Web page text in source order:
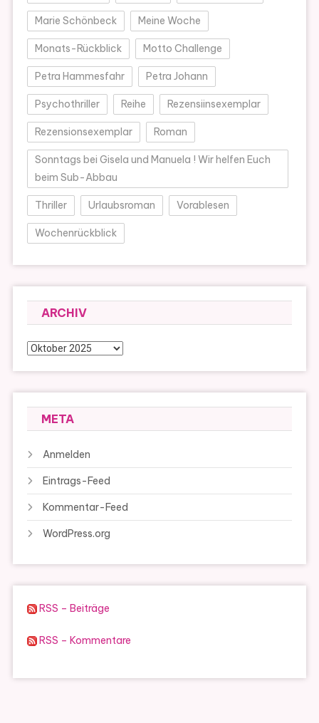
Marie Schönbeck Meine Woche
Monats-Rückblick Motto Challenge
Petra Hammesfahr Petra Johann
Psychothriller Reihe Rezensiinsexemplar
Rezensionsexemplar Roman
Sonntags bei Gisela und Manuela ! Wir helfen Euch
beim Sub-Abbau
Thriller Urlaubsroman Vorablesen
Wochenrückblick
ARCHIV
Archiv
META
Anmelden
Eintrags-Feed
Kommentar-Feed
WordPress.org
RSS – Beiträge
RSS – Kommentare